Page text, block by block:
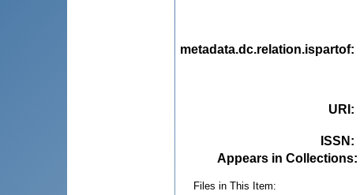
metadata.dc.relation.ispartof:
URI :
ISSN :
Appears in Collections:
Files in This Item: